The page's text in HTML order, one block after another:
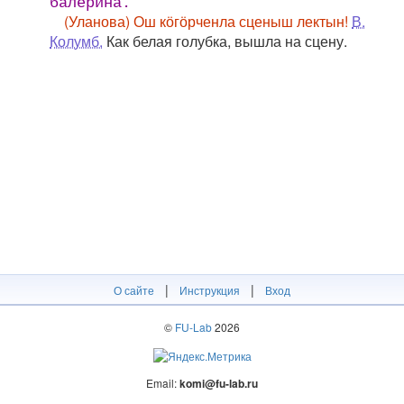
(Уланова) Ош кӧгӧрченла сценыш лектын! В.
Колумб. Как белая голубка, вышла на сцену.
О сайте | Инструкция | Вход
© FU-Lab2026
Email:komi@fu-lab.ru